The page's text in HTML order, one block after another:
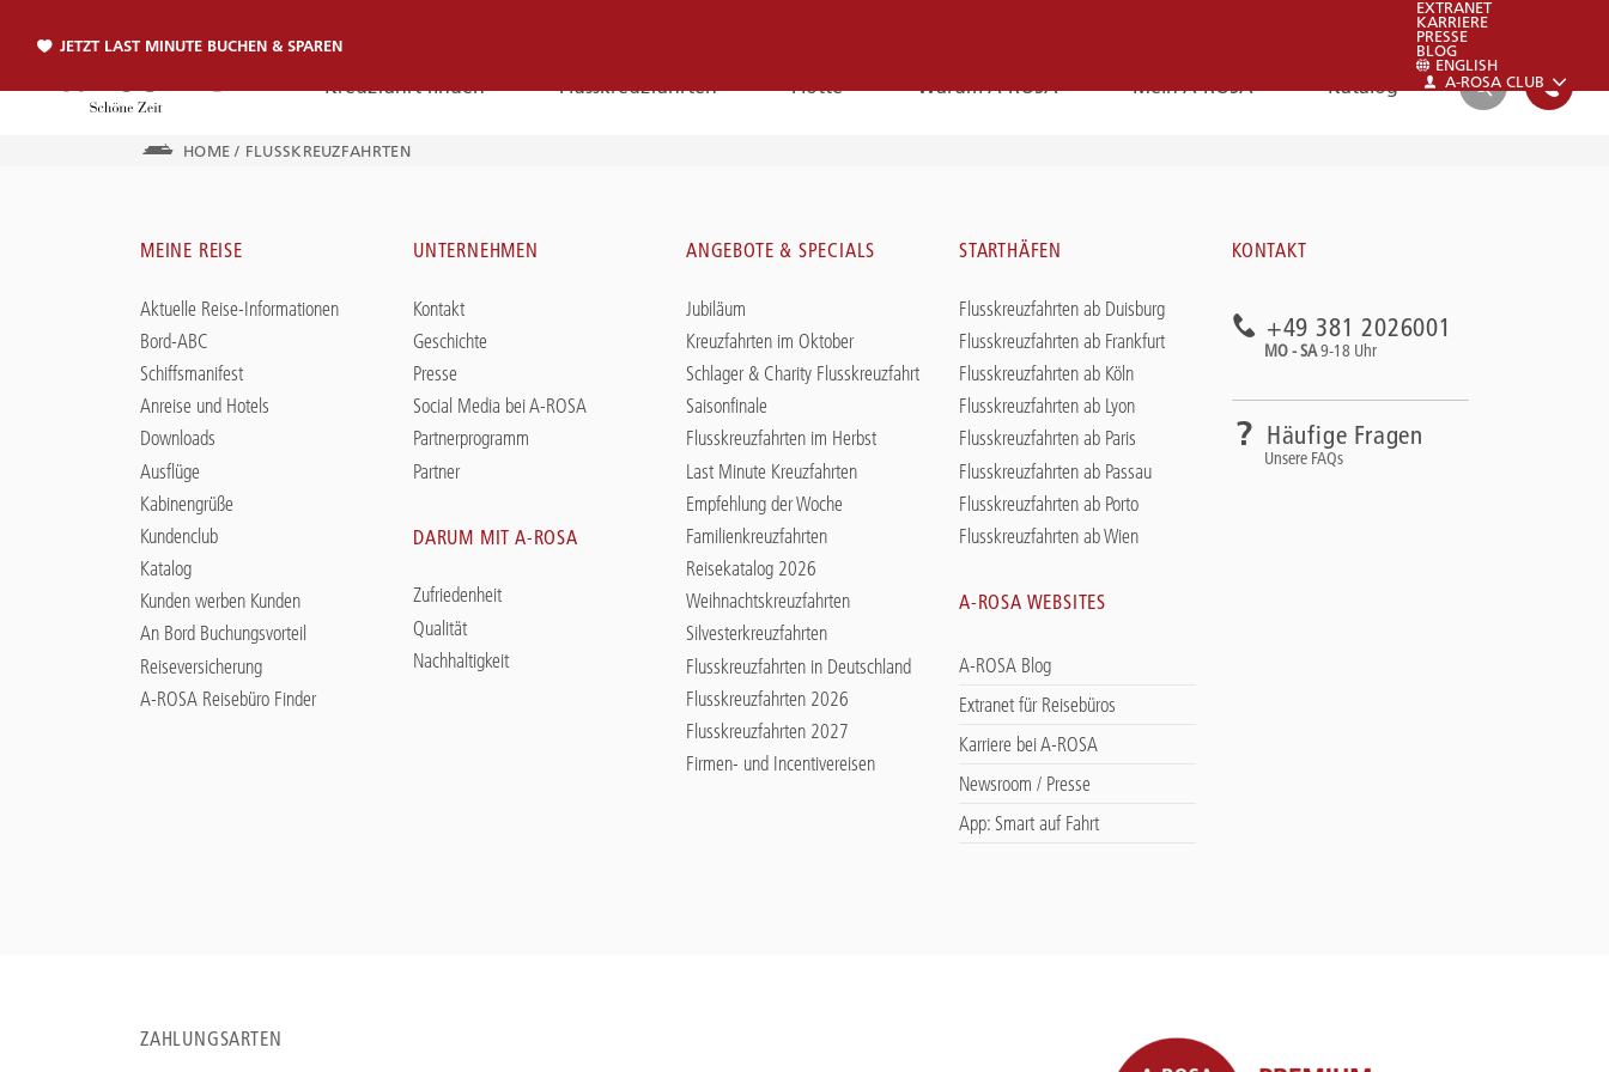
JETZT LAST MINUTE BUCHEN & SPAREN
EXTRANET
KARRIERE
PRESSE
BLOG
ENGLISH
A-ROSA CLUB
Kreuzfahrt finden Flusskreuzfahrten Flotte Warum A-ROSA Mein A-ROSA Katalog
Sie erreichen uns per Telefon:
+49 381 2026001
Mail
Sie erreichen uns per E-Mail:
service@a-rosa.com
Schauen sie auch gerne in unsere FAQs:
HOME / FLUSSKREUZFAHRTEN
MEINE REISE
Aktuelle Reise-Informationen
Bord-ABC
Schiffsmanifest
Anreise und Hotels
Downloads
Ausflüge
Kabinengrüße
Kundenclub
Katalog
Kunden werben Kunden
An Bord Buchungsvorteil
Reiseversicherung
A-ROSA Reisebüro Finder
UNTERNEHMEN
Kontakt
Geschichte
Presse
Social Media bei A-ROSA
Partnerprogramm
Partner
DARUM MIT A-ROSA
Zufriedenheit
Qualität
Nachhaltigkeit
ANGEBOTE & SPECIALS
Jubiläum
Kreuzfahrten im Oktober
Schlager & Charity Flusskreuzfahrt
Saisonfinale
Flusskreuzfahrten im Herbst
Last Minute Kreuzfahrten
Empfehlung der Woche
Familienkreuzfahrten
Reisekatalog 2026
Weihnachtskreuzfahrten
Silvesterkreuzfahrten
Flusskreuzfahrten in Deutschland
Flusskreuzfahrten 2026
Flusskreuzfahrten 2027
Firmen- und Incentivereisen
STARTHÄFEN
Flusskreuzfahrten ab Duisburg
Flusskreuzfahrten ab Frankfurt
Flusskreuzfahrten ab Köln
Flusskreuzfahrten ab Lyon
Flusskreuzfahrten ab Paris
Flusskreuzfahrten ab Passau
Flusskreuzfahrten ab Porto
Flusskreuzfahrten ab Wien
A-ROSA WEBSITES
A-ROSA Blog
Extranet für Reisebüros
Karriere bei A-ROSA
Newsroom / Presse
App: Smart auf Fahrt
KONTAKT
+49 381 2026001
MO - SA9-18 Uhr
Häufige Fragen
Unsere FAQs
ZAHLUNGSARTEN